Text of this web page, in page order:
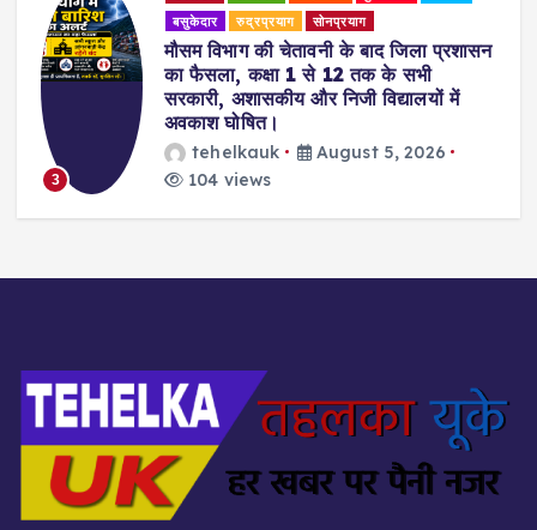
3
बसुकेदार
रुद्रप्रयाग सोनप्रयाग
मौसम विभाग की चेतावनी के बाद जिला प्रशासन
का फैसला, कक्षा 1 से 12 तक के सभी
सरकारी, अशासकीय और निजी विद्यालयों में
अवकाश घोषित।
tehelkauk
August 5, 2026
104 views